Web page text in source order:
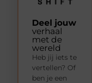
Deel jouw
verhaal
met de
wereld
Heb jij iets te
vertellen? Of
ben je een